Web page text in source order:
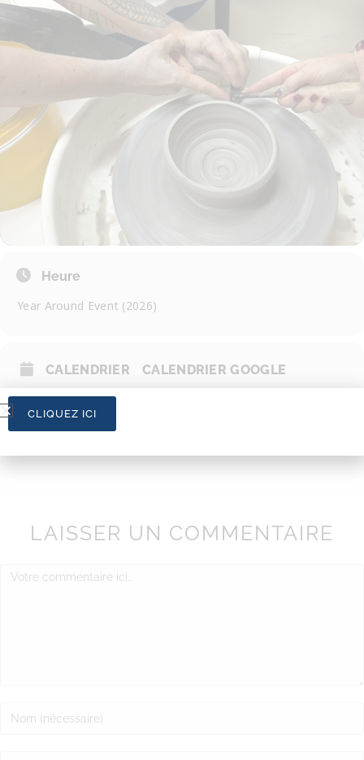
Heure
Year Around Event (2026)
CALENDRIER CALENDRIER GOOGLE
LAISSER UN COMMENTAIRE
CLIQUEZ ICI